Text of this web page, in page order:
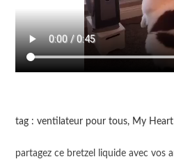
tag : ventilateur pour tous, My
partagez ce bretzel liquide avec vos